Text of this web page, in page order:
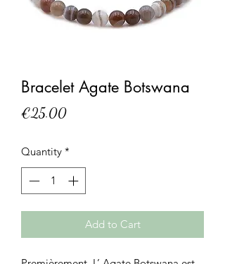
Bracelet Agate Botswana
€25.00Price
Quantity *
Add to Cart